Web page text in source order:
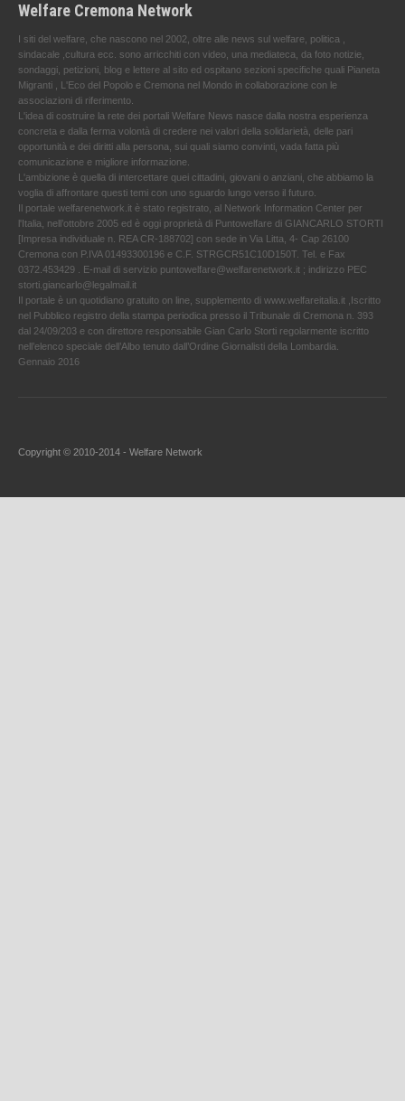
Welfare Cremona Network
I siti del welfare, che nascono nel 2002, oltre alle news sul welfare, politica ,
sindacale ,cultura ecc. sono arricchiti con video, una mediateca, da foto notizie,
sondaggi, petizioni, blog e lettere al sito ed ospitano sezioni specifiche quali Pianeta
Migranti , L'Eco del Popolo e Cremona nel Mondo in collaborazione con le
associazioni di riferimento.
L'idea di costruire la rete dei portali Welfare News nasce dalla nostra esperienza
concreta e dalla ferma volontà di credere nei valori della solidarietà, delle pari
opportunità e dei diritti alla persona, sui quali siamo convinti, vada fatta più
comunicazione e migliore informazione.
L'ambizione è quella di intercettare quei cittadini, giovani o anziani, che abbiamo la
voglia di affrontare questi temi con uno sguardo lungo verso il futuro.
Il portale welfarenetwork.it è stato registrato, al Network Information Center per
l'Italia, nell’ottobre 2005 ed è oggi proprietà di Puntowelfare di GIANCARLO STORTI
[Impresa individuale n. REA CR-188702] con sede in Via Litta, 4- Cap 26100
Cremona con P.IVA 01493300196 e C.F. STRGCR51C10D150T. Tel. e Fax
0372.453429 . E-mail di servizio puntowelfare@welfarenetwork.it ; indirizzo PEC
storti.giancarlo@legalmail.it
Il portale è un quotidiano gratuito on line, supplemento di www.welfareitalia.it ,Iscritto
nel Pubblico registro della stampa periodica presso il Tribunale di Cremona n. 393
dal 24/09/203 e con direttore responsabile Gian Carlo Storti regolarmente iscritto
nell’elenco speciale dell’Albo tenuto dall’Ordine Giornalisti della Lombardia.
Gennaio 2016
Copyright © 2010-2014 - Welfare Network